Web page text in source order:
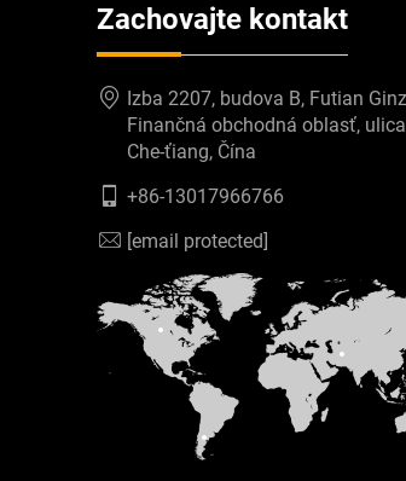
Zachovajte kontakt
Izba 2207, budova B, Futian
Finančná obchodná oblasť,
Che-ťiang, Čína
+86-13017966766
[email protected]